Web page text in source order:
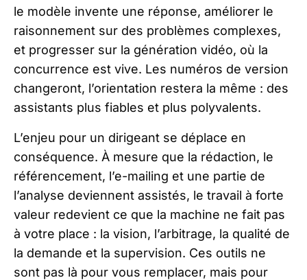
le modèle invente une réponse, améliorer le
raisonnement sur des problèmes complexes,
et progresser sur la génération vidéo, où la
concurrence est vive. Les numéros de version
changeront, l’orientation restera la même : des
assistants plus fiables et plus polyvalents.
L’enjeu pour un dirigeant se déplace en
conséquence. À mesure que la rédaction, le
référencement, l’e-mailing et une partie de
l’analyse deviennent assistés, le travail à forte
valeur redevient ce que la machine ne fait pas
à votre place : la vision, l’arbitrage, la qualité de
la demande et la supervision. Ces outils ne
sont pas là pour vous remplacer, mais pour